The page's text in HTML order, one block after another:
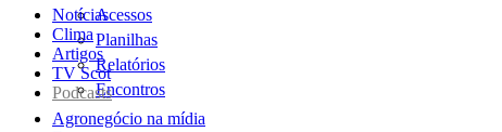
Acessos
Planilhas
Relatórios
Encontros
Notícias
Clima
Artigos
TV Scot
Podcasts
Agronegócio na mídia